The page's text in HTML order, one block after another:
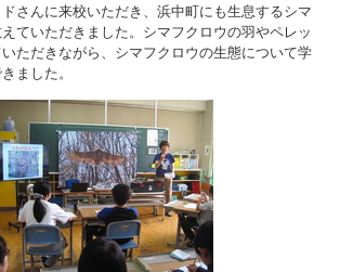
さんに来校いただき、浜中町にも生息するシマ
ていただきました。シマフクロウの羽やペレッ
ただきながら、シマフクロウの生態について学
ました。